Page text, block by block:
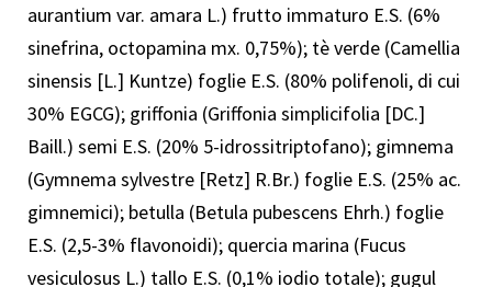
aurantium var. amara L.) frutto immaturo E.S. (6%
sinefrina, octopamina mx. 0,75%); tè verde (Camellia
sinensis [L.] Kuntze) foglie E.S. (80% polifenoli, di cui
30% EGCG); griffonia (Griffonia simplicifolia [DC.]
Baill.) semi E.S. (20% 5-idrossitriptofano); gimnema
(Gymnema sylvestre [Retz] R.Br.) foglie E.S. (25% ac.
gimnemici); betulla (Betula pubescens Ehrh.) foglie
E.S. (2,5-3% flavonoidi); quercia marina (Fucus
vesiculosus L.) tallo E.S. (0,1% iodio totale); gugul